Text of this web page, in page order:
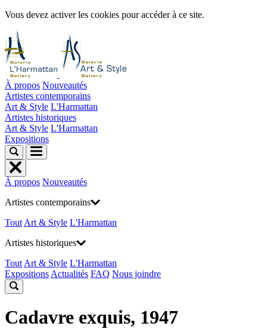
Vous devez activer les cookies pour accéder à ce site.
À propos Nouveautés
Artistes contemporains
Art & Style L'Harmattan
Artistes historiques
Art & Style L'Harmattan
Expositions
À propos Nouveautés
Artistes contemporains
Tout Art & Style L'Harmattan
Artistes historiques
Tout Art & Style L'Harmattan
Expositions Actualités FAQ Nous joindre
Cadavre exquis, 1947